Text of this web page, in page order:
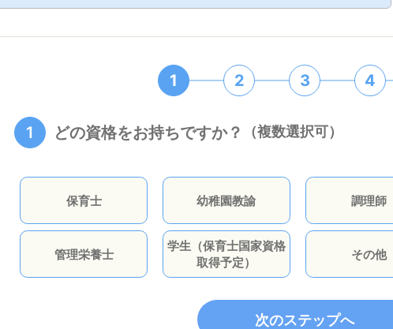
1 2 3 4
1 どの資格をお持ちですか？ （複数選択可）
保育士 幼稚園教諭 調理師
管理栄養士
学生（保育士国家資格
取得予定）
その他
次のステップへ